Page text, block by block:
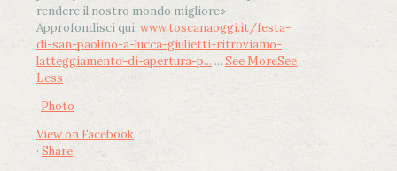
rendere il nostro mondo migliore»
Approfondisci qui: www.toscanaoggi.it/festa-
di-san-paolino-a-lucca-giulietti-ritroviamo-
latteggiamento-di-apertura-p... ... See MoreSee
Less
Photo
View on Facebook
· Share